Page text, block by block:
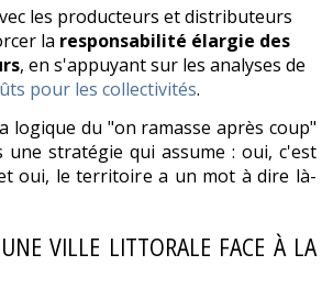
les producteurs et distributeurs
la responsabilité élargie des
, en s'appuyant sur les analyses de
pour les collectivités.
logique du "on ramasse après coup"
stratégie qui assume : oui, c'est
oui, le territoire a un mot à dire là-
VILLE LITTORALE FACE À LA